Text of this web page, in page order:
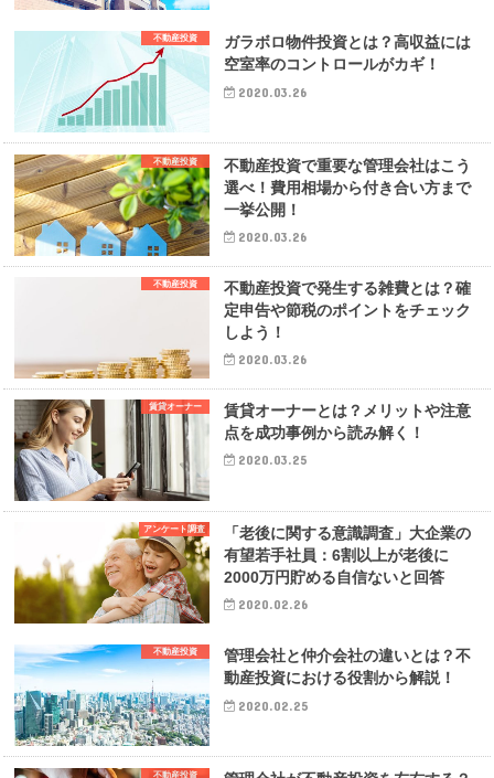
不動産投資
ガラボロ物件投資とは？高収益には
空室率のコントロールがカギ！
2020.03.26
不動産投資
不動産投資で重要な管理会社はこう
選べ！費用相場から付き合い方まで
一挙公開！
2020.03.26
不動産投資
不動産投資で発生する雑費とは？確
定申告や節税のポイントをチェック
しよう！
2020.03.26
賃貸オーナー
賃貸オーナーとは？メリットや注意
点を成功事例から読み解く！
2020.03.25
アンケート調査
「老後に関する意識調査」大企業の
有望若手社員：6割以上が老後に
2000万円貯める自信ないと回答
2020.02.26
不動産投資
管理会社と仲介会社の違いとは？不
動産投資における役割から解説！
2020.02.25
不動産投資